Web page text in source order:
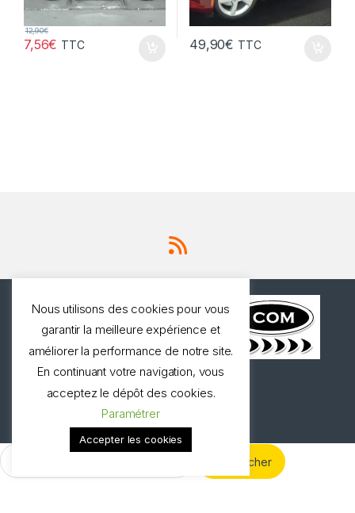
7,56€
12,90€
TTC 49,90€ TTC
nous!
0327973537
Nous utilisons des cookies pour vous
garantir la meilleure expérience et
améliorer la performance de notre site.
En continuant votre navigation, vous
acceptez le dépôt des cookies.
Paramétrer
Accepter les cookies
Rechercher :